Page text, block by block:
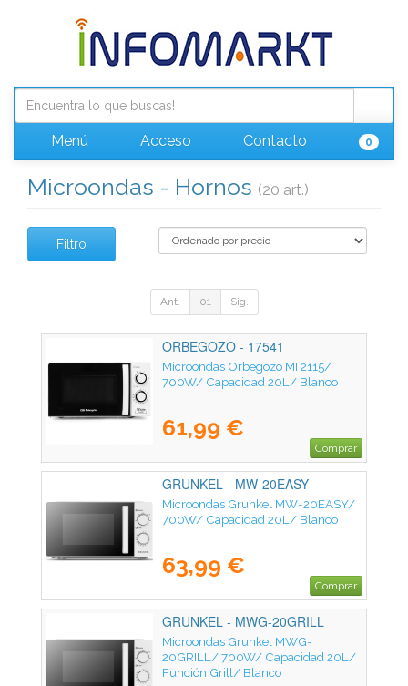
Menú Acceso Contacto 0
Microondas - Hornos (20 art.)
Filtro
Ant. 01 Sig.
ORBEGOZO - 17541
Microondas Orbegozo MI 2115/
700W/ Capacidad 20L/ Blanco
61,99 €
Comprar
GRUNKEL - MW-20EASY
Microondas Grunkel MW-20EASY/
700W/ Capacidad 20L/ Blanco
63,99 €
Comprar
GRUNKEL - MWG-20GRILL
Microondas Grunkel MWG-
20GRILL/ 700W/ Capacidad 20L/
Función Grill/ Blanco